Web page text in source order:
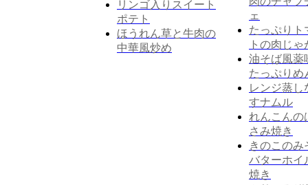
リンゴ入りスイート
ポテト
ほうれん草と牛肉の
中華風炒め
ェ
たっぷりト
トの肉じゃ
油そば風薬
たっぷりめ
レンジ蒸し
すナムル
れんこんの
さみ焼き
きのこのみ
バターホイ
焼き